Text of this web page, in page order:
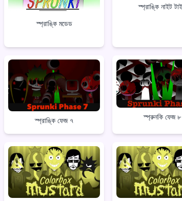
স্প্রাঙ্কি মডেড
স্প্রাঙ্কি নাইট
স্প্রাঙ্কি ফেজ ৭ স্প্রুনকি ফেজ ৮